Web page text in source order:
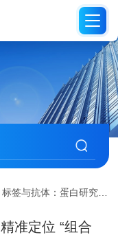
与抗体：蛋白研究的精准定位 “组合拳”
准定位 “组合